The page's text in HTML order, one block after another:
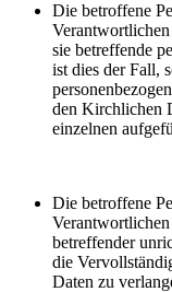
Die betroffene
sie betreffende
ist dies der Fall,
den Kirchlichen
einzelnen
Die betroffene
betreffender
die
Daten zu